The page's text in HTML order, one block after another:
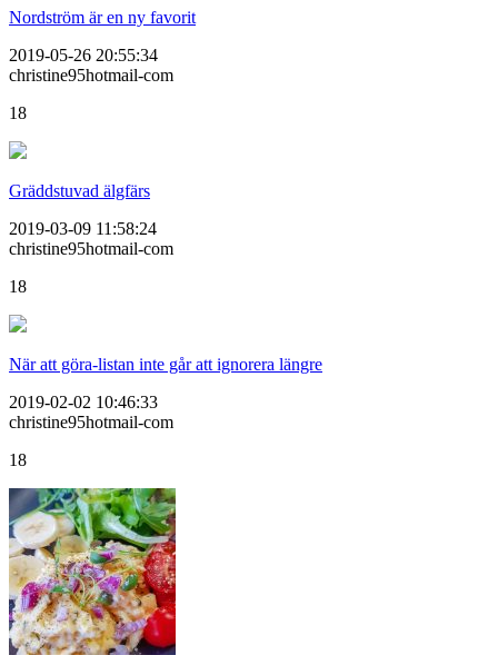
Nordström är en ny favorit
2019-05-26 20:55:34
christine95hotmail-com
18
Gräddstuvad älgfärs
2019-03-09 11:58:24
christine95hotmail-com
18
När att göra-listan inte går att ignorera längre
2019-02-02 10:46:33
christine95hotmail-com
18